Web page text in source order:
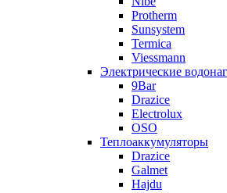
Protherm
Sunsystem
Termica
Viessmann
Электрические
9Bar
Drazice
Electrolux
OSO
Теплоаккумуляторы
Drazice
Galmet
Hajdu